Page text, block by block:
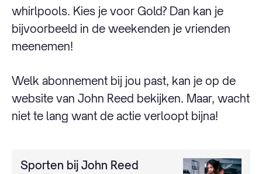
whirlpools. Kies je voor Gold? Dan kan je
bijvoorbeeld in de weekenden je vrienden
meenemen!
Welk abonnement bij jou past, kan je op de
website van John Reed bekijken. Maar, wacht
niet te lang want de actie verloopt bijna!
Sporten bij John Reed